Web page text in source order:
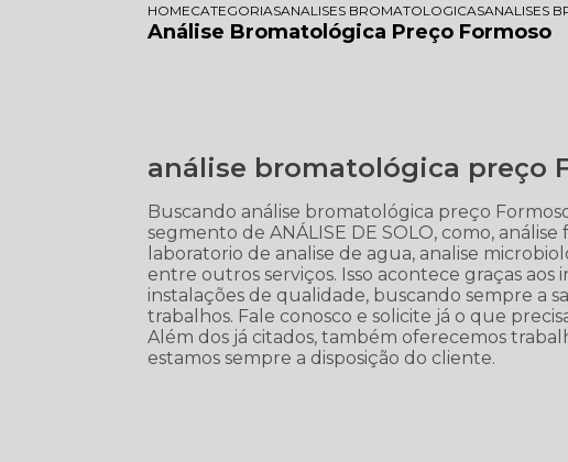
HOMECATEGORIASANALISES BROMATOLOGICASANALISES
Análise Bromatológica Preço Formoso
análise bromatológica preço
Buscando análise bromatológica preço
segmento de ANÁLISE DE SOLO, como,
laboratorio de analise de agua, analise
entre outros serviços. Isso acontece graças
instalações de qualidade, buscando sempre a
trabalhos. Fale conosco e solicite já o que
Além dos já citados, também oferecemos
estamos sempre a disposição do cliente.